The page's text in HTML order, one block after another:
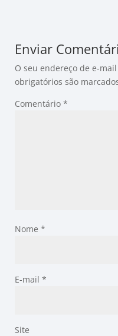
Enviar
O seu endereço de e-
obrigatórios são
Comentário *
Nome *
E-mail *
Site